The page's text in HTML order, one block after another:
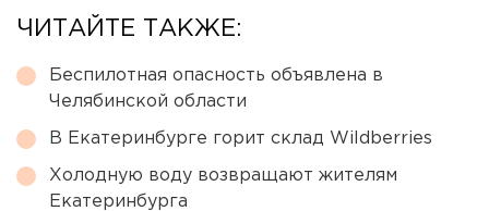
ЧИТАЙТЕ ТАКЖЕ:
Беспилотная опасность объявлена в
Челябинской области
В Екатеринбурге горит склад Wildberries
Холодную воду возвращают жителям
Екатеринбурга